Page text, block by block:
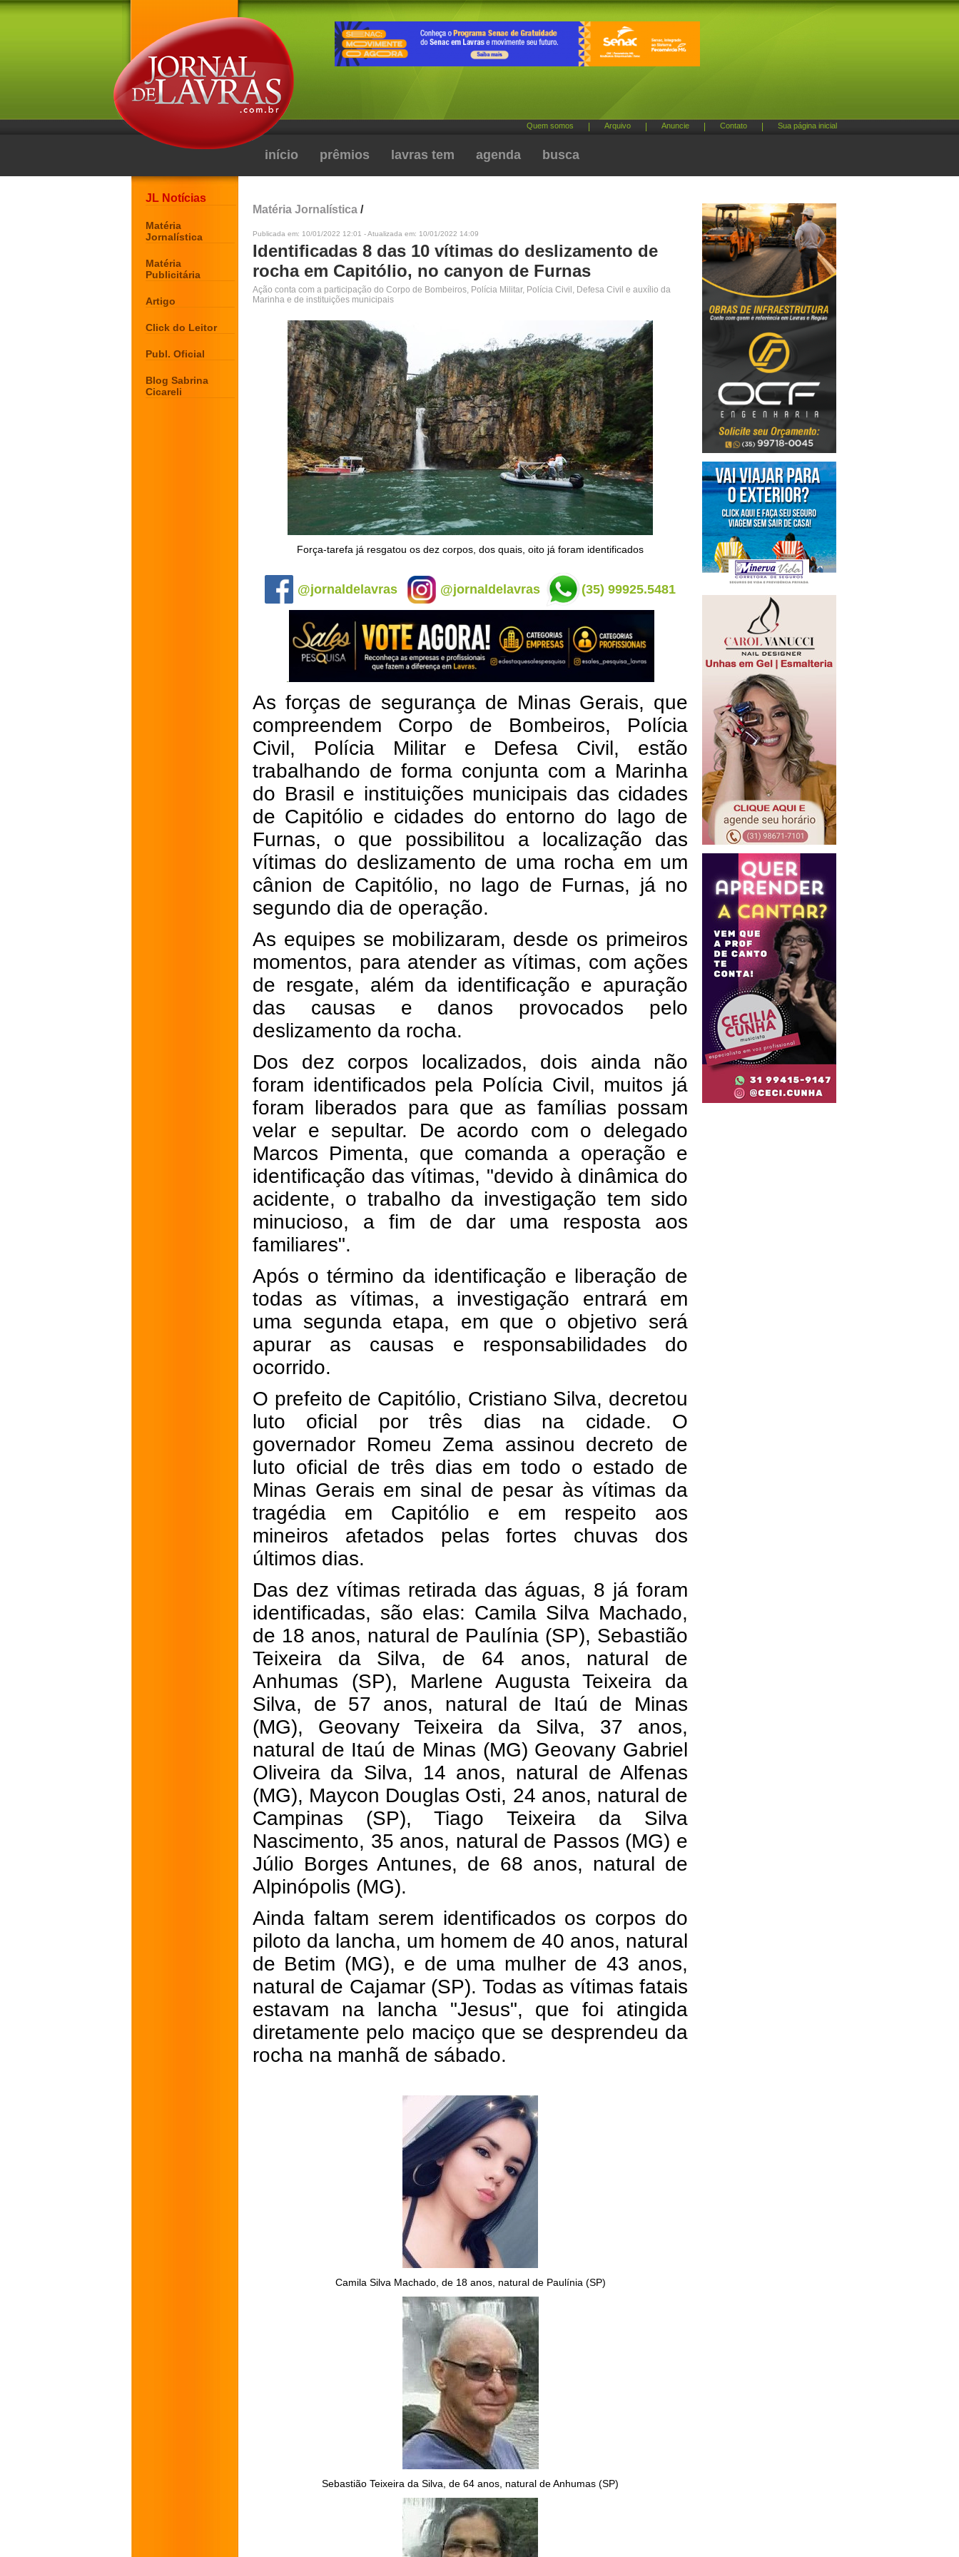
Quem somos Arquivo Anuncie Contato Sua página inicial
início prêmios lavras tem agenda busca
JL Notícias
Matéria
Jornalística
Matéria
Publicitária
Artigo
Click do Leitor
Publ. Oficial
Blog Sabrina
Cicareli
Matéria Jornalística /
Publicada em: 10/01/2022 12:01 - Atualizada em: 10/01/2022 14:09
Identificadas 8 das 10 vítimas do deslizamento de
rocha em Capitólio, no canyon de Furnas
Ação conta com a participação do Corpo de Bombeiros, Polícia Militar, Polícia Civil, Defesa Civil e auxílio da
Marinha e de instituições municipais
Força-tarefa já resgatou os dez corpos, dos quais, oito já foram identificados
@jornaldelavras @jornaldelavras (35) 99925.5481
As forças de segurança de Minas Gerais, que
compreendem Corpo de Bombeiros, Polícia
Civil, Polícia Militar e Defesa Civil, estão
trabalhando de forma conjunta com a Marinha
do Brasil e instituições municipais das cidades
de Capitólio e cidades do entorno do lago de
Furnas, o que possibilitou a localização das
vítimas do deslizamento de uma rocha em um
cânion de Capitólio, no lago de Furnas, já no
segundo dia de operação.
As equipes se mobilizaram, desde os primeiros
momentos, para atender as vítimas, com ações
de resgate, além da identificação e apuração
das causas e danos provocados pelo
deslizamento da rocha.
Dos dez corpos localizados, dois ainda não
foram identificados pela Polícia Civil, muitos já
foram liberados para que as famílias possam
velar e sepultar. De acordo com o delegado
Marcos Pimenta, que comanda a operação e
identificação das vítimas, "devido à dinâmica do
acidente, o trabalho da investigação tem sido
minucioso, a fim de dar uma resposta aos
familiares".
Após o término da identificação e liberação de
todas as vítimas, a investigação entrará em
uma segunda etapa, em que o objetivo será
apurar as causas e responsabilidades do
ocorrido.
O prefeito de Capitólio, Cristiano Silva, decretou
luto oficial por três dias na cidade. O
governador Romeu Zema assinou decreto de
luto oficial de três dias em todo o estado de
Minas Gerais em sinal de pesar às vítimas da
tragédia em Capitólio e em respeito aos
mineiros afetados pelas fortes chuvas dos
últimos dias.
Das dez vítimas retirada das águas, 8 já foram
identificadas, são elas: Camila Silva Machado,
de 18 anos, natural de Paulínia (SP), Sebastião
Teixeira da Silva, de 64 anos, natural de
Anhumas (SP), Marlene Augusta Teixeira da
Silva, de 57 anos, natural de Itaú de Minas
(MG), Geovany Teixeira da Silva, 37 anos,
natural de Itaú de Minas (MG) Geovany Gabriel
Oliveira da Silva, 14 anos, natural de Alfenas
(MG), Maycon Douglas Osti, 24 anos, natural de
Campinas (SP), Tiago Teixeira da Silva
Nascimento, 35 anos, natural de Passos (MG) e
Júlio Borges Antunes, de 68 anos, natural de
Alpinópolis (MG).
Ainda faltam serem identificados os corpos do
piloto da lancha, um homem de 40 anos, natural
de Betim (MG), e de uma mulher de 43 anos,
natural de Cajamar (SP). Todas as vítimas fatais
estavam na lancha "Jesus", que foi atingida
diretamente pelo maciço que se desprendeu da
rocha na manhã de sábado.
Camila Silva Machado, de 18 anos, natural de Paulínia (SP)
Sebastião Teixeira da Silva, de 64 anos, natural de Anhumas (SP)